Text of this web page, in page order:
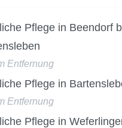
Pflege in Beendorf
Entfernung
Pflege in
Entfernung
Pflege in